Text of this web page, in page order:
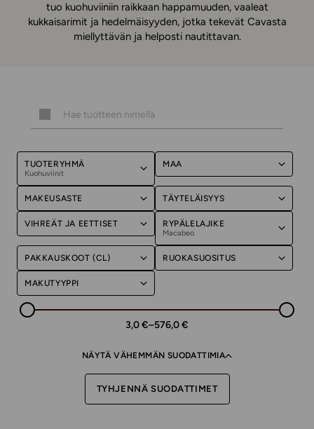
tuo kuohuviiniin raikkaan happamuuden, vaaleat
kukkaisarimit ja hedelmäisyyden, jotka tekevät Cavasta
miellyttävän ja helposti nautittavan.
TUOTERYHMÄ
Kuohuviinit
MAA
MAKEUSASTE TÄYTELÄISYYS
VIHREÄT JA EETTISET RYPÄLELAJIKE
Macabeo
PAKKAUSKOOT (CL) RUOKASUOSITUS
MAKUTYYPPI
3,0 €–576,0 €
NÄYTÄ VÄHEMMÄN SUODATTIMIA
TYHJENNÄ SUODATTIMET